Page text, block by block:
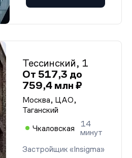
Тессинский, 1
От 517,3 до
759,4 млн ₽
Москва, ЦАО,
Таганский
Чкаловская
14
минут
Застройщик «Insigma»